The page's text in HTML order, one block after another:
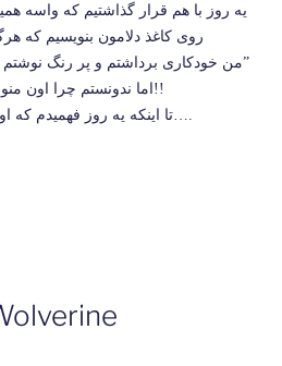
یه روز با هم قرار گذاشتیم که واسه
روی کاغذ دلامون بنویسیم که
من خودکاری برداشتم و پر رنگ نوشتم که ” هرگز فراموشت نخواهم کرد”
اما ندونستم چرا اون منو فراموش کرد ….؟؟!!
تا اینکه یه روز فهمیدم که اون تنها با مدادی فریبم داد….